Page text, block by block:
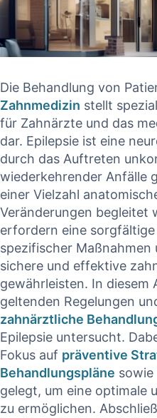
Die Behandlung ⁢von
Zahnmedizin stellt
für Zahnärzte und‌ das
dar. ‍Epilepsie ist eine
durch ⁢das Auftreten
wiederkehrender Anfälle
einer‍ Vielzahl
Veränderungen begleitet
erfordern eine
‌spezifischer Maßnahmen
sichere und​ effektive
‌gewährleisten. In ⁣diesem
⁣geltenden Regelungen
zahnärztliche
Epilepsie untersucht.
Fokus ‌auf präventive
Behandlungspläne
gelegt, um‍ eine‌ optimale
zu ermöglichen.